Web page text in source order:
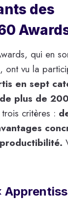
des
qui en
ont vu la
en sept
plus de
critères :